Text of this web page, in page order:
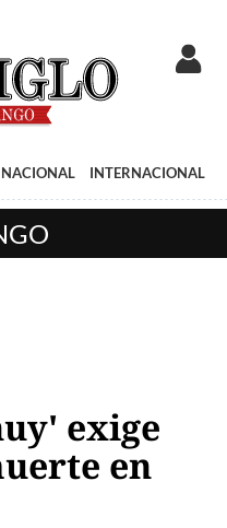
NACIONAL INTERNACIONAL
exige
en